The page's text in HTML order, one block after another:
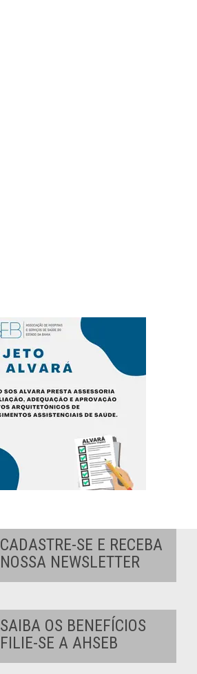
CADASTRE-SE E RECEBA
NOSSA NEWSLETTER
SAIBA OS BENEFÍCIOS
FILIE-SE A AHSEB